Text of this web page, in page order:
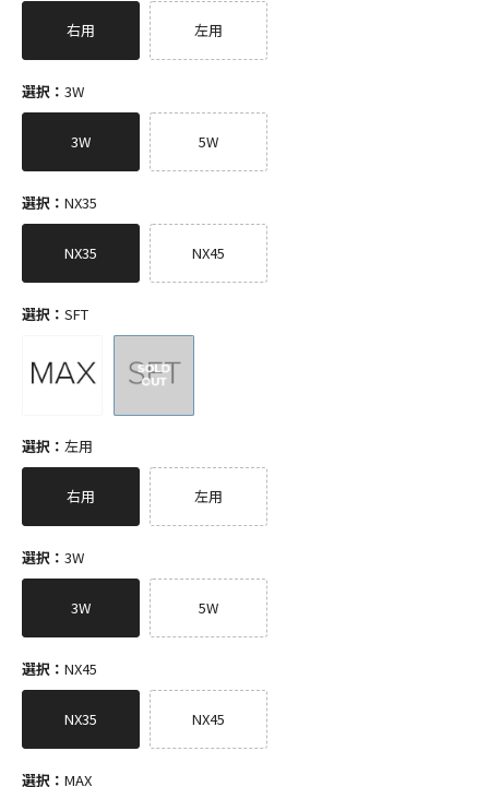
右用 左用
選択： 3W
3W 5W
選択： NX35
NX35 NX45
選択： SFT
選択： 左用
右用 左用
選択： 3W
3W 5W
選択： NX45
NX35 NX45
選択： MAX